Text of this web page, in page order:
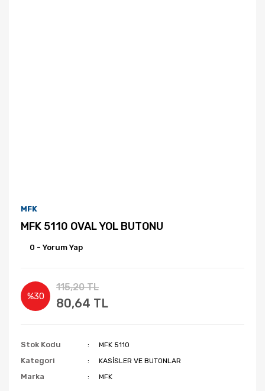
MFK
MFK 5110 OVAL YOL BUTONU
0 - Yorum Yap
%30
115,20 TL
80,64 TL
Stok Kodu MFK 5110
Kategori KASİSLER VE BUTONLAR
Marka MFK